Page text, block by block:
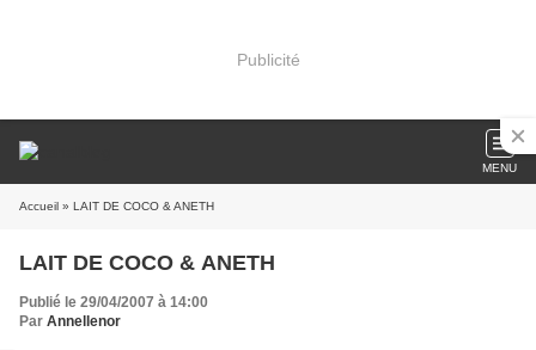
Publicité
MENU
Accueil » LAIT DE COCO & ANETH
LAIT DE COCO & ANETH
Publié le 29/04/2007 à 14:00
Par Annellenor